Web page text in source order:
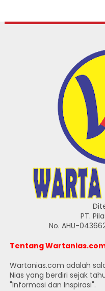
PT.
No. AHU-
Tentang
Wartanias.com adalah
Nias yang berdiri sejak
"Informasi dan Inspirasi".